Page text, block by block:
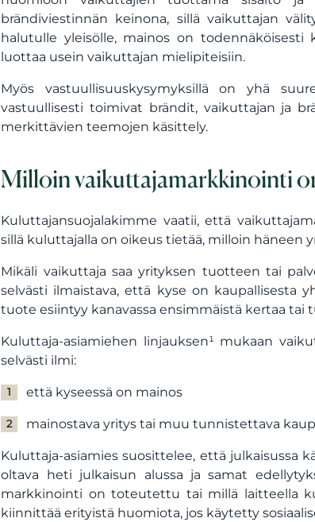
brändiviestinnän keinona, sillä vaikuttajan
halutulle yleisölle, mainos on
luottaa usein vaikuttajan mielipiteisiin.
Myös vastuullisuuskysymyksillä on yhä
vastuullisesti toimivat brändit, vaikuttajan ja
merkittävien teemojen käsittely.
Milloin vaikuttajamarkkinointi
Kuluttajansuojalakimme vaatii, että
sillä kuluttajalla on oikeus tietää, milloin häneen
Mikäli vaikuttaja saa yrityksen tuotteen tai
selvästi ilmaistava, että kyse on kaupallisesta
tuote esiintyy kanavassa ensimmäistä kertaa tai
Kuluttaja-asiamiehen linjauksen¹ mukaan
selvästi ilmi:
että kyseessä on mainos
mainostava yritys tai muu tunnistettava
Kuluttaja-asiamies suosittelee, että julkaisussa
oltava heti julkaisun alussa ja samat
markkinointi on toteutettu tai millä laitteella
kiinnittää erityistä huomiota, jos käytetty